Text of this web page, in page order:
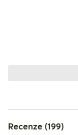
Recenze (199)